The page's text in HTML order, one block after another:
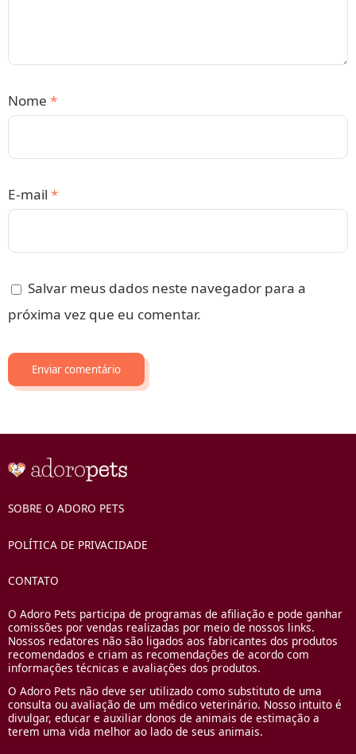
Nome *
E-mail *
Salvar meus dados neste navegador para a
próxima vez que eu comentar.
SOBRE O ADORO PETS
POLÍTICA DE PRIVACIDADE
CONTATO
O Adoro Pets participa de programas de afiliação e pode ganhar
comissões por vendas realizadas por meio de nossos links.
Nossos redatores não são ligados aos fabricantes dos produtos
recomendados e criam as recomendações de acordo com
informações técnicas e avaliações dos produtos.
O Adoro Pets não deve ser utilizado como substituto de uma
consulta ou avaliação de um médico veterinário. Nosso intuito é
divulgar, educar e auxiliar donos de animais de estimação a
terem uma vida melhor ao lado de seus animais.